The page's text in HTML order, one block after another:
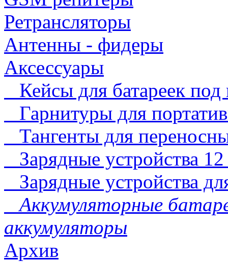
Ретрансляторы
Антенны - фидеры
Аксессуары
Кейсы для батареек
Гарнитуры для
Тангенты для
Зарядные устройства
Зарядные устройства
Аккумуляторные
аккумуляторы
Архив